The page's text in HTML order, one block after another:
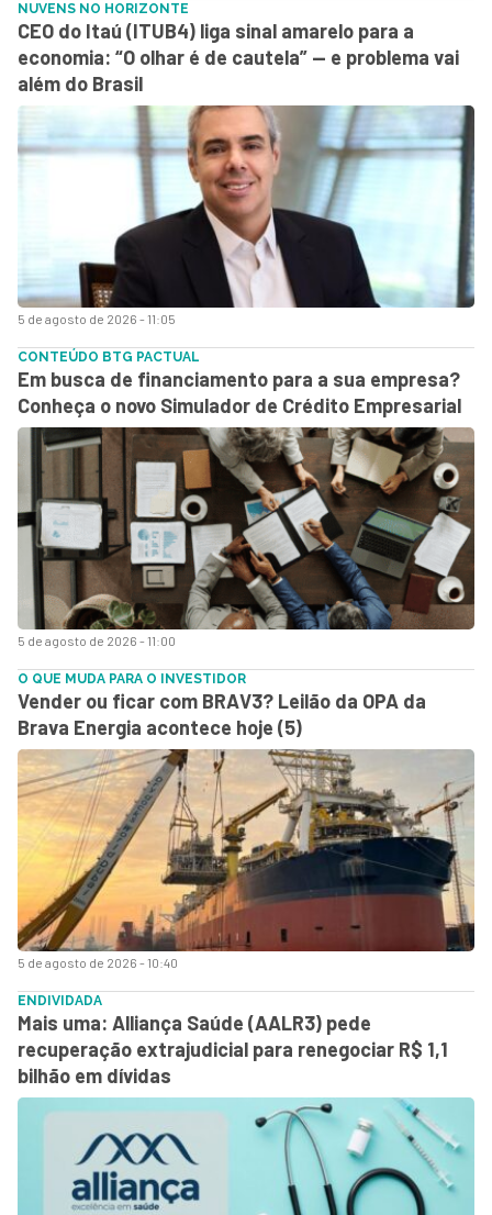
5 de agosto de 2026 - 11:05
NUVENS NO HORIZONTE
CEO do Itaú (ITUB4) liga sinal amarelo para a
economia: “O olhar é de cautela” — e problema vai
além do Brasil
5 de agosto de 2026 - 11:00
CONTEÚDO BTG PACTUAL
Em busca de financiamento para a sua empresa?
Conheça o novo Simulador de Crédito Empresarial
5 de agosto de 2026 - 10:40
O QUE MUDA PARA O INVESTIDOR
Vender ou ficar com BRAV3? Leilão da OPA da
Brava Energia acontece hoje (5)
ENDIVIDADA
Mais uma: Alliança Saúde (AALR3) pede
recuperação extrajudicial para renegociar R$ 1,1
bilhão em dívidas